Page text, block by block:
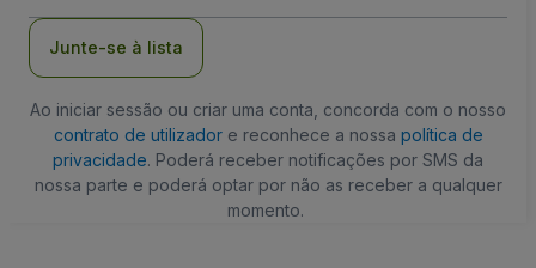
Junte-se à lista
Ao iniciar sessão ou criar uma conta, concorda com o nosso
contrato de utilizadore reconhece a nossa política de
privacidade. Poderá receber notificações por SMS da
nossa parte e poderá optar por não as receber a qualquer
momento.